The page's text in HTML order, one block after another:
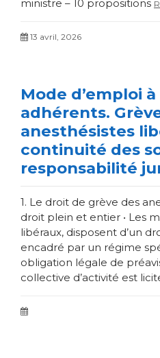
ministre – 10 propositions
13 avril, 2026
Mode d’emploi
adhérents.
anesthésistes
continuité des
responsabilité
1. Le droit de grève des
droit plein et entier • Les
libéraux, disposent d’un
encadré par un régime
obligation légale de
collective d’activité est